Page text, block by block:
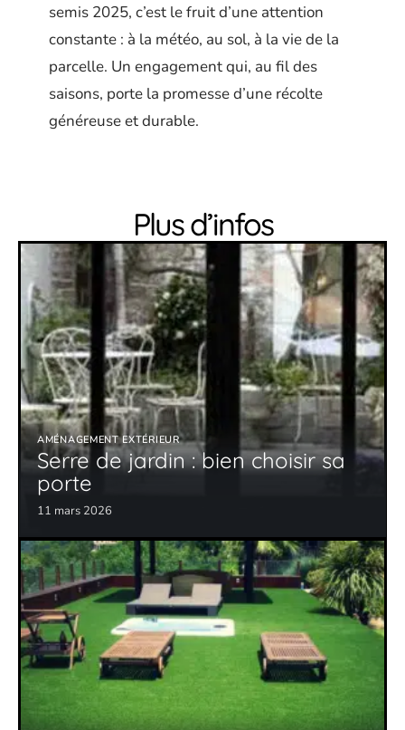
semis 2025, c’est le fruit d’une attention
constante : à la météo, au sol, à la vie de la
parcelle. Un engagement qui, au fil des
saisons, porte la promesse d’une récolte
généreuse et durable.
Plus d’infos
AMÉNAGEMENT EXTÉRIEUR
Serre de jardin : bien choisir sa
porte
11 mars 2026